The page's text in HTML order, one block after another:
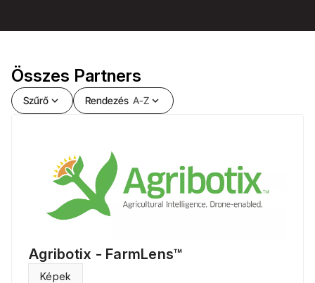
Összes Partners
Szűrő expand_more Rendezés A-Z expand_more
Agribotix - FarmLens™
Képek